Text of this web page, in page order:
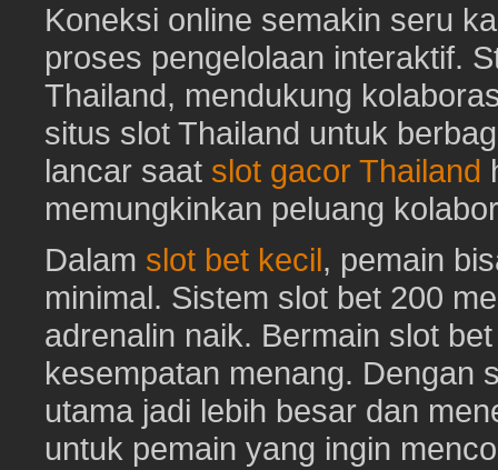
Koneksi online semakin seru
proses pengelolaan interaktif.
Thailand, mendukung
situs slot Thailand untuk
lancar saat slot gacor Thailand
memungkinkan peluang
Dalam slot bet kecil, pemain
minimal. Sistem slot bet 200
adrenalin naik. Bermain slot
kesempatan menang. Dengan
utama jadi lebih besar dan
untuk pemain yang ingin